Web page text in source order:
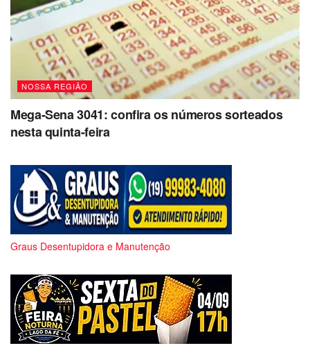
NOSSA REGIÃO
Mega-Sena 3041: confira os números sorteados
nesta quinta-feira
Graus Desentupidora e Manutenção